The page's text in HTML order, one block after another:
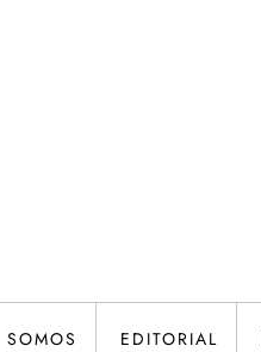
EDITORIAL